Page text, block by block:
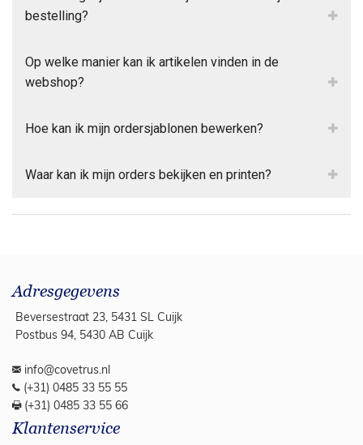
bestelling?
Op welke manier kan ik artikelen vinden in de
webshop?
Hoe kan ik mijn ordersjablonen bewerken?
Waar kan ik mijn orders bekijken en printen?
Adresgegevens
Beversestraat 23, 5431 SL Cuijk
Postbus 94, 5430 AB Cuijk
info@covetrus.nl
(+31) 0485 33 55 55
(+31) 0485 33 55 66
Klantenservice